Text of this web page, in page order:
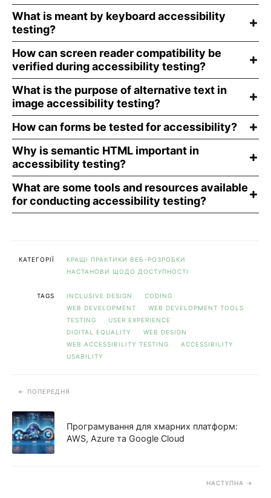
What is meant by keyboard accessibility
testing?
How can screen reader compatibility be
verified during accessibility testing?
What is the purpose of alternative text in
image accessibility testing?
How can forms be tested for accessibility?
Why is semantic HTML important in
accessibility testing?
What are some tools and resources available
for conducting accessibility testing?
КАТЕГОРІЇ
КРАЩІ ПРАКТИКИ ВЕБ-РОЗРОБКИ
НАСТАНОВИ ЩОДО ДОСТУПНОСТІ
TAGS INCLUSIVE DESIGN
CODING
WEB DEVELOPMENT
WEB DEVELOPMENT TOOLS
TESTING
USER EXPERIENCE
DIGITAL EQUALITY
WEB DESIGN
WEB ACCESSIBILITY TESTING
ACCESSIBILITY
USABILITY
ПОПЕРЕДНЯ
Програмування для хмарних платформ:
AWS, Azure та Google Cloud
НАСТУПНА